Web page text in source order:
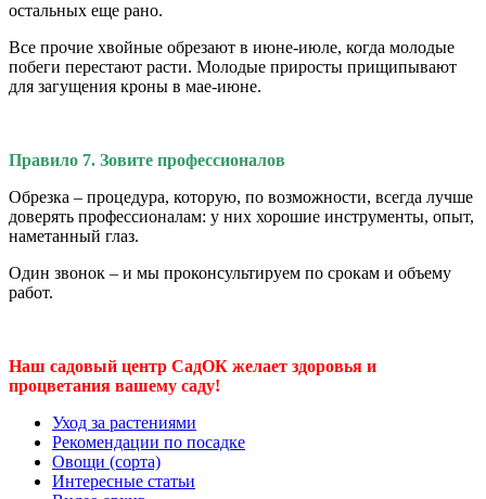
остальных еще рано.
Все прочие хвойные обрезают в июне-июле, когда молодые
побеги перестают расти. Молодые приросты прищипывают
для загущения кроны в мае-июне.
Правило 7. Зовите профессионалов
Обрезка – процедура, которую, по возможности, всегда лучше
доверять профессионалам: у них хорошие инструменты, опыт,
наметанный глаз.
Один звонок – и мы проконсультируем по срокам и объему
работ.
Наш садовый центр СадОК желает здоровья и
процветания вашему саду!
Уход за растениями
Рекомендации по посадке
Овощи (сорта)
Интересные статьи